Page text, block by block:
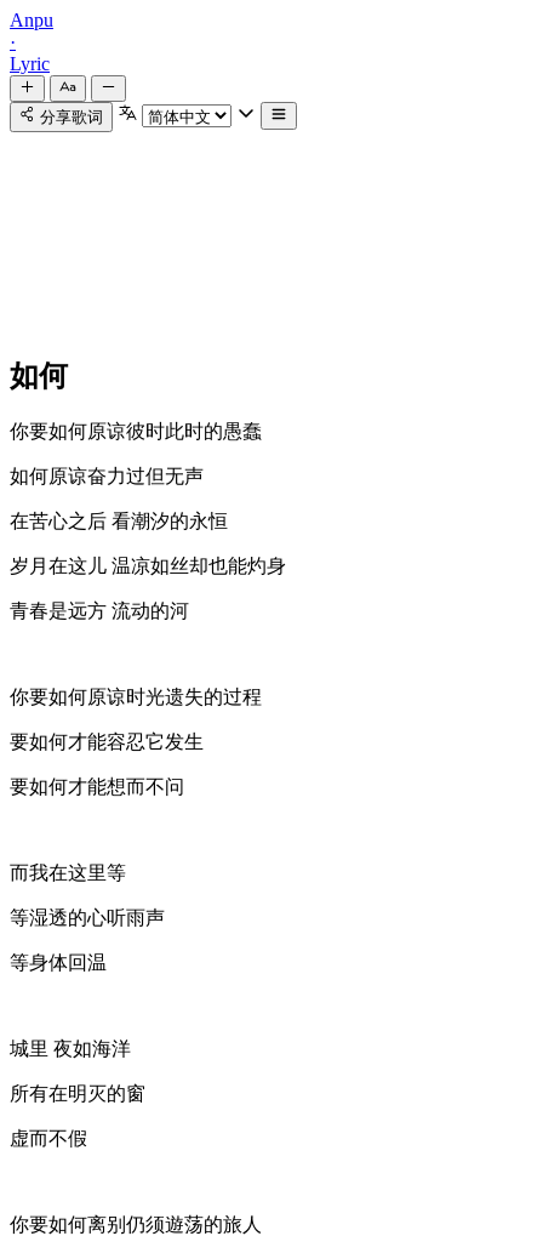
Anpu
·
Lyric
分享歌词
如何
你要如何原谅彼时此时的愚蠢
如何原谅奋力过但无声
在苦心之后 看潮汐的永恒
岁月在这儿 温凉如丝却也能灼身
青春是远方 流动的河
你要如何原谅时光遗失的过程
要如何才能容忍它发生
要如何才能想而不问
而我在这里等
等湿透的心听雨声
等身体回温
城里 夜如海洋
所有在明灭的窗
虚而不假
你要如何离别仍须遊荡的旅人